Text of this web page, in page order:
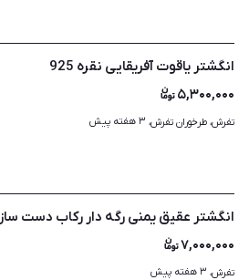
انگشتر یاقوت آفریقایی نقره 925
۵,۳۰۰,۰۰۰
تفرش، طرخوران تفرش، ۳ هفته پیش
انگشتر عقیق یمنی رگه دار رکاب دست ساز
۷,۰۰۰,۰۰۰
تفرش، ۳ هفته پیش